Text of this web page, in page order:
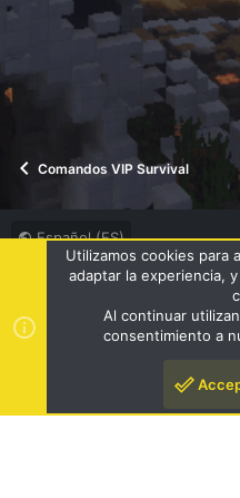
Comandos VIP Survival
Español (ES)
Términos y reglas
Política de
Community platform by XenForo
Utilizamos cookies para
adaptar la experiencia,
Al continuar
consentimiento a